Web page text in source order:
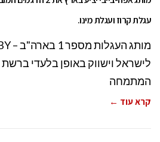
עגלת קרוז ועגלת מינו.
לישראל וישווק באופן בלעדי
המתמחה
קרא עוד ←